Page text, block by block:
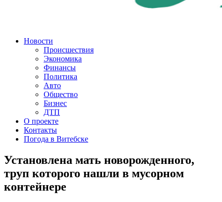
Новости
Происшествия
Экономика
Финансы
Политика
Авто
Общество
Бизнес
ДТП
О проекте
Контакты
Погода в Витебске
Установлена мать новорожденного,
труп которого нашли в мусорном
контейнере